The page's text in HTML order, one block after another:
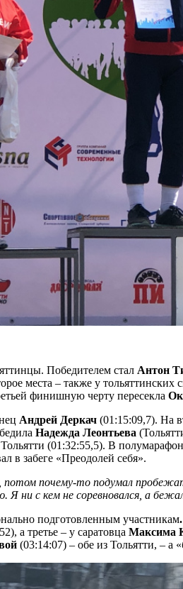
Победителем стал Антон
места – также у
финишную черту пересекла
Андрей Деркач (01:15:09,7). На
Надежда Леонтьева
(01:32:55,5). В
в забеге «Преодолей себя».
почему-то подумал
ни с кем не соревновался, а
подготовленным участникам.
а третье – у саратовца Максима
(03:14:07) – обе из Тольятти, – а